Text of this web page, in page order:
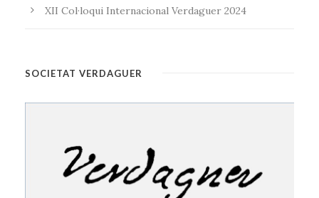
XII Col·loqui Internacional Verdaguer 2024
SOCIETAT VERDAGUER